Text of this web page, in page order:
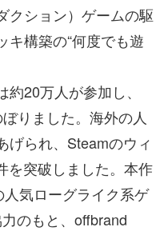
クション）ゲームの駆
キ構築の“何度でも遊
20万人が参加し、
りました。海外の人
げられ、Steamのウィ
を突破しました。本作
気ローグライク系ゲ
のもと、offbrand